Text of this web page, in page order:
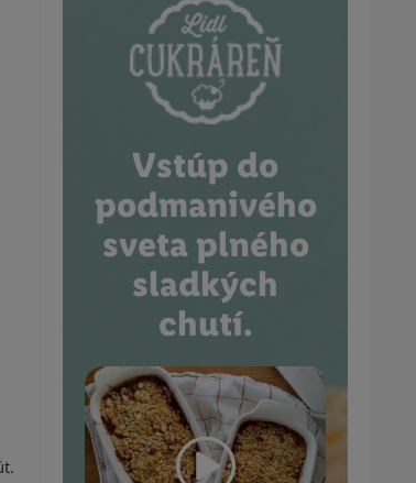
Vstúp do
podmanivého
sveta plného
sladkých
chutí.